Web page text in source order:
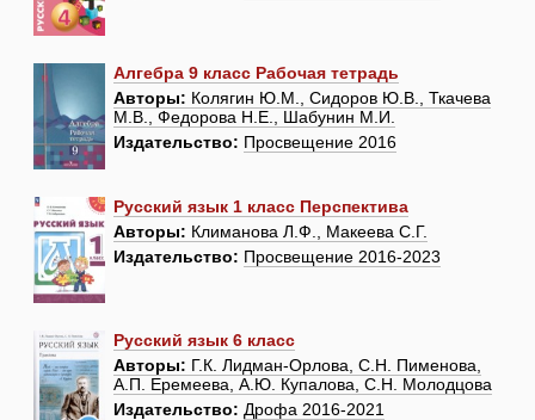
Алгебра 9 класс Рабочая тетрадь
Авторы: Колягин Ю.М., Сидоров Ю.В., Ткачева
М.В., Федорова Н.Е., Шабунин М.И.
Издательство: Просвещение 2016
Русский язык 1 класс Перспектива
Авторы: Климанова Л.Ф., Макеева С.Г.
Издательство: Просвещение 2016-2023
Русский язык 6 класс
Авторы: Г.К. Лидман-Орлова, С.Н. Пименова,
А.П. Еремеева, А.Ю. Купалова, С.Н. Молодцова
Издательство: Дрофа 2016-2021